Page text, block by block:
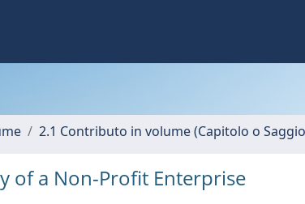
2.1 Contributo in volume (Capitolo o
of a Non-Profit Enterprise